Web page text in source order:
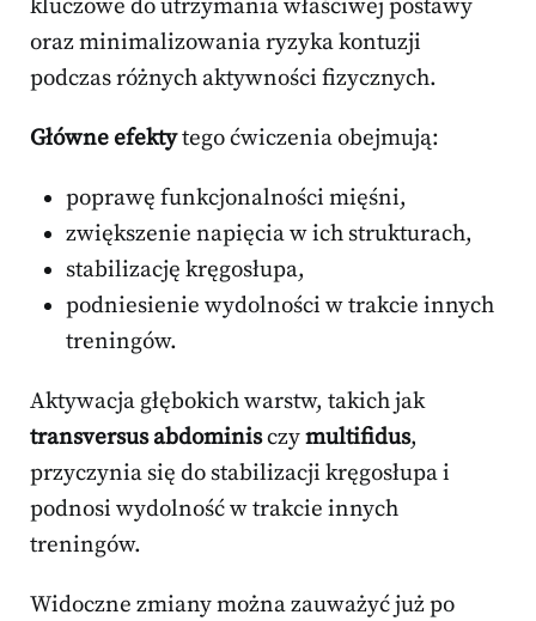
kluczowe do utrzymania właściwej postawy
oraz minimalizowania ryzyka kontuzji
podczas różnych aktywności fizycznych.
Główne efektytego ćwiczenia obejmują:
poprawę funkcjonalności mięśni,
zwiększenie napięcia w ich strukturach,
stabilizację kręgosłupa,
podniesienie wydolności w trakcie innych
treningów.
Aktywacja głębokich warstw, takich jak
transversus abdominisczymultifidus,
przyczynia się do stabilizacji kręgosłupa i
podnosi wydolność w trakcie innych
treningów.
Widoczne zmiany można zauważyć już po